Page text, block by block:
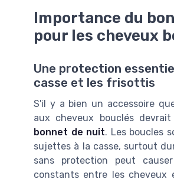
Importance du
pour les cheveux
Une protection
casse et les frisottis
S'il y a bien un accessoire
aux cheveux bouclés
bonnet de nuit. Les boucles
sujettes à la casse, surtout
sans protection peut
constants entre les cheveux